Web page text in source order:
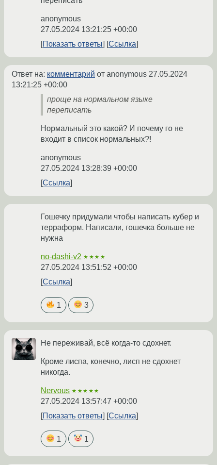
anonymous
27.05.2024 13:21:25 +00:00
Показать ответы
Ссылка
Ответ на: комментарий от anonymous 27.05.2024
13:21:25 +00:00
проще на нормальном языке
переписать
Нормальный это какой? И почему го не
входит в список нормальных?!
anonymous
27.05.2024 13:28:39 +00:00
Ссылка
Гошечку придумали чтобы написать кубер и
терраформ. Написали, гошечка больше не
нужна
no-dashi-v2 ★★★★
27.05.2024 13:51:52 +00:00
Ссылка
1 3
Не переживай, всё когда-то сдохнет.
Кроме лиспа, конечно, лисп не сдохнет
никогда.
Nervous ★★★★★
27.05.2024 13:57:47 +00:00
Показать ответы
Ссылка
1 1